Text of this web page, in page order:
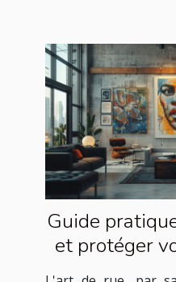
Guide
et protéger
de rue